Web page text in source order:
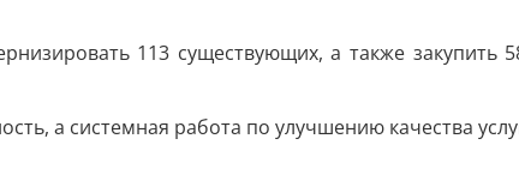
113 существующих, а также закупить
а системная работа по улучшению качества